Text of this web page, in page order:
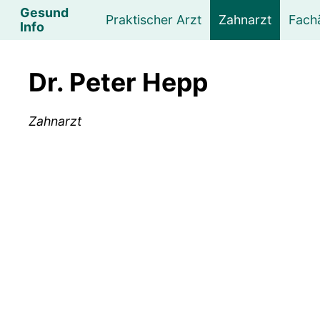
Gesund
Info
Praktischer Arzt Zahnarzt
Dr. Peter Hepp
Zahnarzt